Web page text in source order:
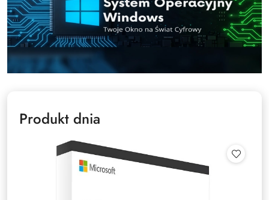
Produkt dnia